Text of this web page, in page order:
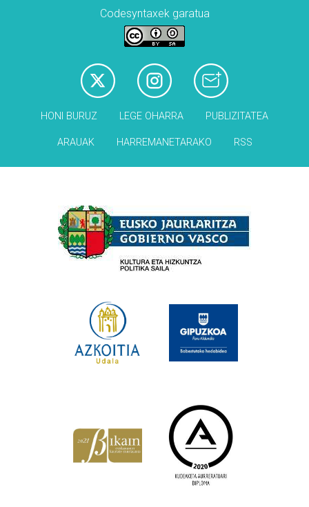
Codesyntaxek garatua
HONI BURUZ LEGE OHARRA PUBLIZITATEA
ARAUAK HARREMANETARAKO RSS